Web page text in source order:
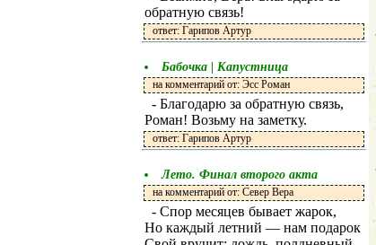
обратную связь!
ответ: Гарипов Артур
Бабочка | Капустница
на комментарий от: Эсс Роман
- Благодарю за обратную связь,
Роман! Возьму на заметку.
ответ: Гарипов Артур
Лето. Финал второго акта
на комментарий от: Север Вера
- Спор месяцев бывает жарок,
Но каждый летний — нам подарок